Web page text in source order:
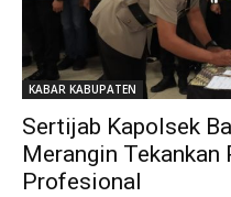
KABAR KABUPATEN
Sertijab Kapolsek
Merangin Tekankan
Profesional